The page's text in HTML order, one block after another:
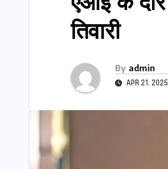
तिवारी
By admin
APR 21, 2025